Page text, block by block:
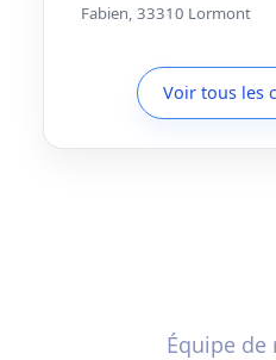
Fabien, 33310 Lormont
Voir tous les
Équipe de